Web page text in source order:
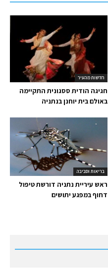
חדשות מהעיר
חגיגה הודית ססגונית התקיימה
באולם בית יוחנן בנתניה
בריאות וסביבה
ראש עיריית נתניה דורשת טיפול
דחוף במפגע יתושים